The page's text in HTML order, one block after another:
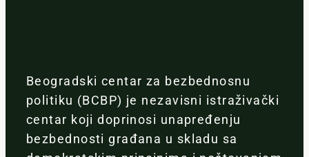
Beogradski centar za bezbednosnu
politiku (BCBP) je nezavisni istraživački
centar koji doprinosi unapređenju
bezbednosti građana u skladu sa